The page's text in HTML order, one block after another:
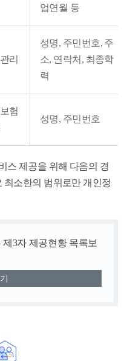
업연월 등
리
성명, 주민번호, 주
소, 연락처, 최종학
력
험
성명, 주민번호
스 제공을 위해 다음의 경
최소한의 범위로만 개인정
3자 제공현황 목록보